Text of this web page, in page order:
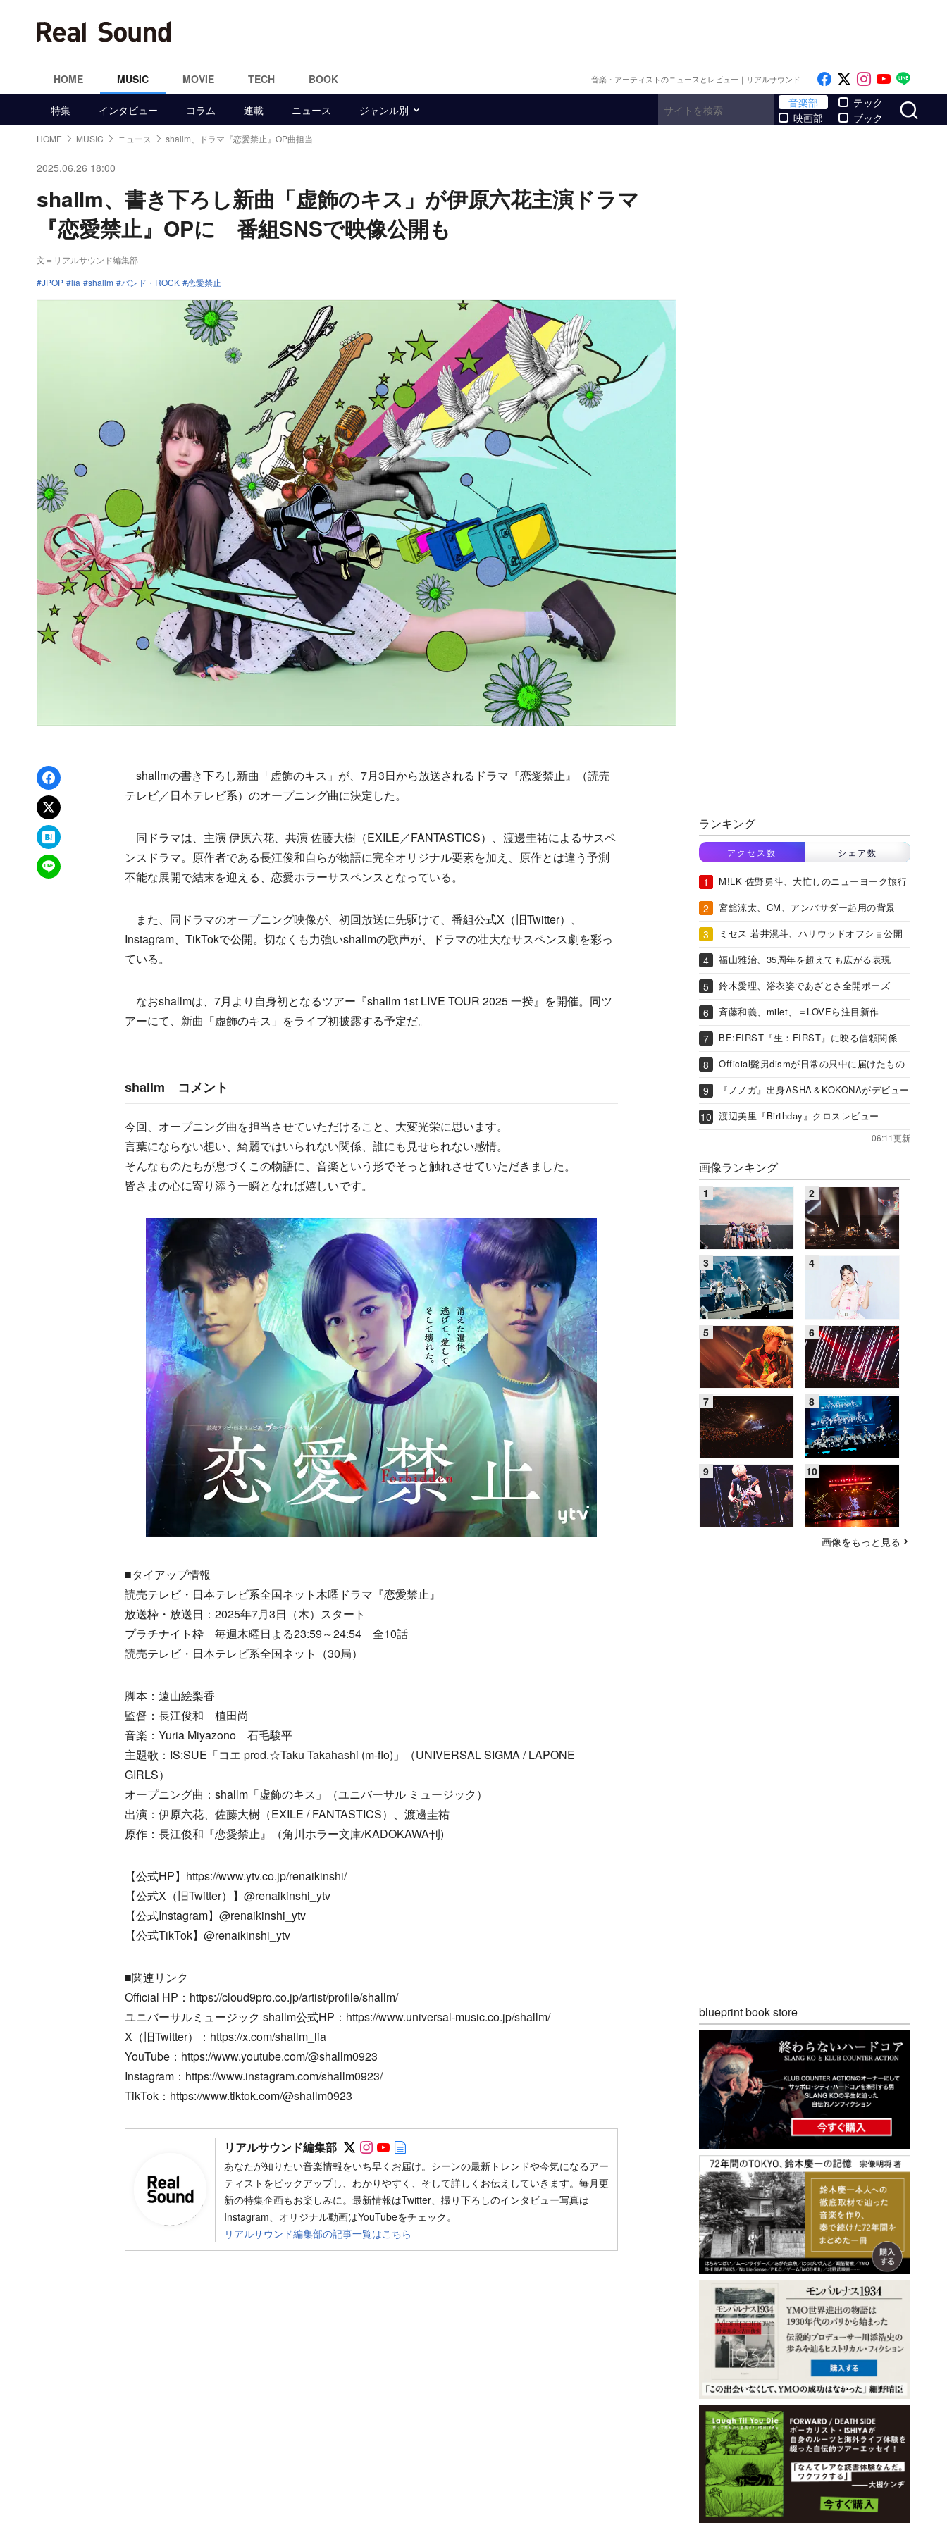
HOME MUSIC MOVIE TECH BOOK 音楽・アーティストのニュースとレビュー｜リアルサウンド Like on Facebook
Follow on x
Follow on
Follow
特集 インタビュー コラム 連載 ニュース ジャンル別
音楽部
映画部
テック
ブック
HOME MUSIC ニュース shallm、ドラマ『恋愛禁止』OP曲担当
2025.06.26 18:00
shallm、書き下ろし新曲「虚飾のキス」が伊原六花主演ドラマ
『恋愛禁止』OPに 番組SNSで映像公開も
文＝リアルサウンド編集部
JPOP
lia shallm バンド・ROCK 恋愛禁止
Facebookでシェア
xでポスト
はてなブックマーク
LINEで送る
shallmの書き下ろし新曲「虚飾のキス」が、7月3日から放送されるドラマ『恋愛禁止』（読売
テレビ／日本テレビ系）のオープニング曲に決定した。
同ドラマは、主演 伊原六花、共演 佐藤大樹（EXILE／FANTASTICS）、渡邊圭祐によるサスペ
ンスドラマ。原作者である長江俊和自らが物語に完全オリジナル要素を加え、原作とは違う予測
不能な展開で結末を迎える、恋愛ホラーサスペンスとなっている。
また、同ドラマのオープニング映像が、初回放送に先駆けて、番組公式X（旧Twitter）、
Instagram、TikTokで公開。切なくも力強いshallmの歌声が、ドラマの壮大なサスペンス劇を彩っ
ている。
なおshallmは、7月より自身初となるツアー『shallm 1st LIVE TOUR 2025 一揆』を開催。同ツ
アーにて、新曲「虚飾のキス」をライブ初披露する予定だ。
shallm コメント
今回、オープニング曲を担当させていただけること、大変光栄に思います。
言葉にならない想い、綺麗ではいられない関係、誰にも見せられない感情。
そんなものたちが息づくこの物語に、音楽という形でそっと触れさせていただきました。
皆さまの心に寄り添う一瞬となれば嬉しいです。
■タイアップ情報
読売テレビ・日本テレビ系全国ネット木曜ドラマ『恋愛禁止』
放送枠・放送日：2025年7月3日（木）スタート
プラチナイト枠 毎週木曜日よる23:59～24:54 全10話
読売テレビ・日本テレビ系全国ネット（30局）
脚本：遠山絵梨香
監督：長江俊和 植田尚
音楽：Yuria Miyazono 石毛駿平
主題歌：IS:SUE「コエ prod.☆Taku Takahashi (m-flo)」（UNIVERSAL SIGMA / LAPONE
GIRLS）
オープニング曲：shallm「虚飾のキス」（ユニバーサル ミュージック）
出演：伊原六花、佐藤大樹（EXILE / FANTASTICS）、渡邊圭祐
原作：長江俊和『恋愛禁止』（角川ホラー文庫/KADOKAWA刊)
【公式HP】https://www.ytv.co.jp/renaikinshi/
【公式X（旧Twitter）】@renaikinshi_ytv
【公式Instagram】@renaikinshi_ytv
【公式TikTok】@renaikinshi_ytv
■関連リンク
Official HP：https://cloud9pro.co.jp/artist/profile/shallm/
ユニバーサルミュージック shallm公式HP：https://www.universal-music.co.jp/shallm/
X（旧Twitter）：https://x.com/shallm_lia
YouTube：https://www.youtube.com/@shallm0923
Instagram：https://www.instagram.com/shallm0923/
TikTok：https://www.tiktok.com/@shallm0923
リアルサウンド編集部 Follow on SNS
Follow on SNS
Follow on SNS
あなたが知りたい音楽情報をいち早くお届け。シーンの最新トレンドや今気になるアー
ティストをピックアップし、わかりやすく、そして詳しくお伝えしていきます。毎月更
新の特集企画もお楽しみに。最新情報はTwitter、撮り下ろしのインタビュー写真は
Instagram、オリジナル動画はYouTubeをチェック。
リアルサウンド編集部の記事一覧はこちら
ランキング
アクセス数 シェア数
M!LK 佐野勇斗、大忙しのニューヨーク旅行
宮舘涼太、CM、アンバサダー起用の背景
ミセス 若井滉斗、ハリウッドオフショ公開
福山雅治、35周年を超えても広がる表現
鈴木愛理、浴衣姿であざとさ全開ポーズ
斉藤和義、milet、＝LOVEら注目新作
BE:FIRST『生：FIRST』に映る信頼関係
Official髭男dismが日常の只中に届けたもの
『ノノガ』出身ASHA＆KOKONAがデビュー
渡辺美里『Birthday』クロスレビュー
06:11更新
画像ランキング
画像をもっと見る
blueprint book store